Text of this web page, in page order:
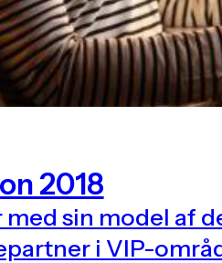
2018
med sin model af
i VIP-